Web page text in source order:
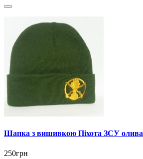
Шапка з вишивкою Піхота ЗСУ олива
250грн